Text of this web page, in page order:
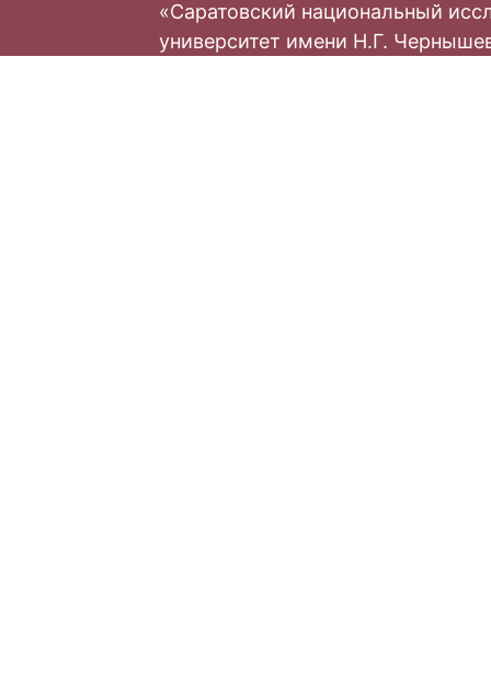
«Саратовский национальный
университет имени Н.Г.